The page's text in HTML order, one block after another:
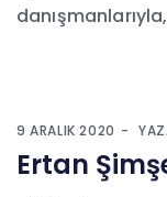
9 ARALIK 2020
Ertan